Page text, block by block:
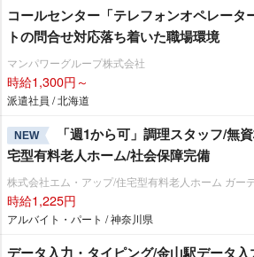
コールセンター「テレフォンオペレータ
トの問合せ対応落ち着いた職場環境
マンパワーグループ株式会社
時給1,300円～
派遣社員 / 北海道
NEW
「週1から可」調理スタッフ/無
宅型有料老人ホーム/社会保障完備
株式会社エム・アップ/住宅型有料老人ホーム ガー
時給1,225円
アルバイト・パート / 神奈川県
データ入力・タイピング/金山駅データ